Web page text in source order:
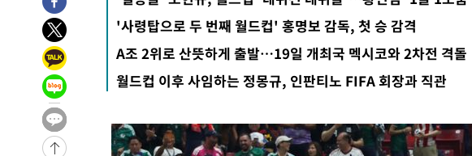
'사령탑으로 두 번째 월드컵' 홍명보 감독, 첫 승 감격
A조 2위로 산뜻하게 출발…19일 개최국 멕시코와 2차전 격돌
월드컵 이후 사임하는 정몽규, 인판티노 FIFA 회장과 직관